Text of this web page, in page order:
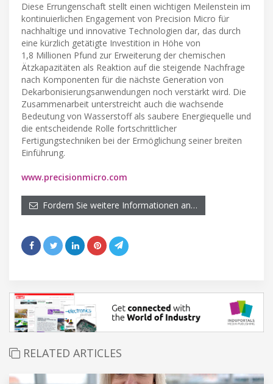
Diese Errungenschaft stellt einen wichtigen Meilenstein im
kontinuierlichen Engagement von Precision Micro für
nachhaltige und innovative Technologien dar, das durch
eine kürzlich getätigte Investition in Höhe von
1,8 Millionen Pfund zur Erweiterung der chemischen
Ätzkapazitäten als Reaktion auf die steigende Nachfrage
nach Komponenten für die nächste Generation von
Dekarbonisierungsanwendungen noch verstärkt wird. Die
Zusammenarbeit unterstreicht auch die wachsende
Bedeutung von Wasserstoff als saubere Energiequelle und
die entscheidende Rolle fortschrittlicher
Fertigungstechniken bei der Ermöglichung seiner breiten
Einführung.
www.precisionmicro.com
Fordern Sie weitere Informationen an…
RELATED ARTICLES